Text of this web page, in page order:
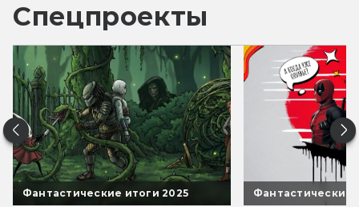
Спецпроекты
Фантастические итоги 2025 Фантастические